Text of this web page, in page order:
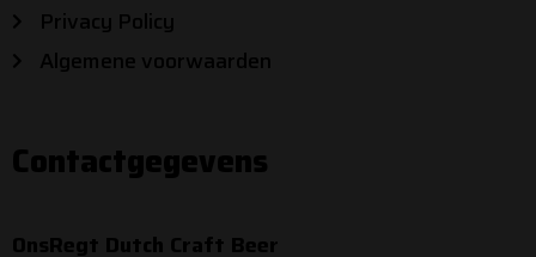
Privacy Policy
Algemene voorwaarden
Contactgegevens
OnsRegt Dutch Craft Beer